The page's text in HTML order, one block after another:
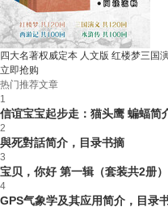
四大名著权威定本 人文版 红楼梦三国
立即抢购
热门推荐文章
1
信谊宝宝起步走：猫头鹰 蝙蝠简
2
與死對話简介，目录书摘
3
宝贝，你好 第一辑（套装共2册
4
GPS气象学及其应用简介，目录